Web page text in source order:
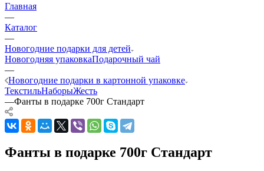
Главная
—
Каталог
—
Новогодние подарки для детей
Новогодняя упаковкаПодарочный чай
—
Новогодние подарки в картонной упаковке
ТекстильНаборыЖесть
—Фанты в подарке 700г Стандарт
Фанты в подарке 700г Стандарт